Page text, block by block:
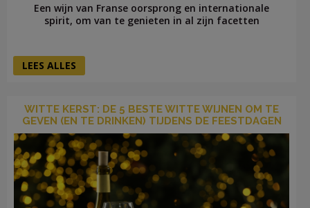
Een wijn van Franse oorsprong en internationale
spirit, om van te genieten in al zijn facetten
LEES ALLES
WITTE KERST: DE 5 BESTE WITTE WIJNEN OM TE
GEVEN (EN TE DRINKEN) TIJDENS DE FEESTDAGEN